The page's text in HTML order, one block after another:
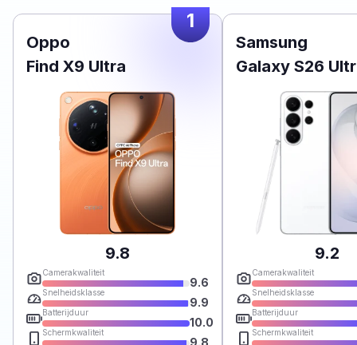
1
Oppo
Find X9 Ultra
9.8
Camerakwaliteit
9.6
Snelheidsklasse
9.9
Batterijduur
10.0
Schermkwaliteit
9.8
Samsung
Galaxy S26
9.2
Camerakwaliteit
Snelheidsklasse
Batterijduur
Schermkwaliteit